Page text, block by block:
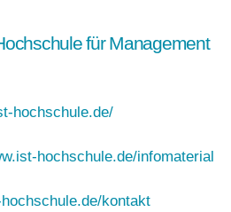
für Management
hochschule.de/
hochschule.de/infomaterial
kontakt